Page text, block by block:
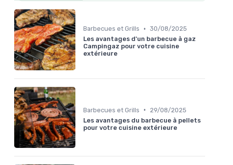
Barbecues et Grills • 30/08/2025
Les avantages d'un barbecue à gaz
Campingaz pour votre cuisine
extérieure
Barbecues et Grills •
29/08/2025
Les avantages du barbecue à pellets
pour votre cuisine extérieure